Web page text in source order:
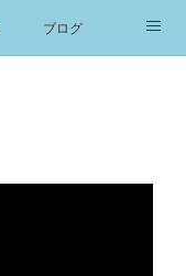
ブログ